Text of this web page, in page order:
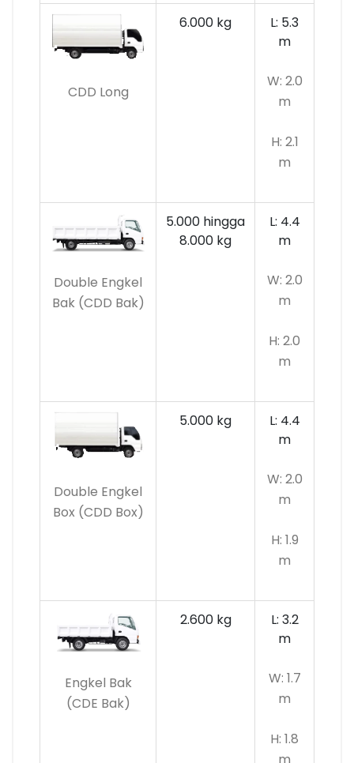
CDD Long
6.000 kg
L: 5.3
m
W: 2.0
m
H: 2.1
m
Double Engkel
Bak (CDD Bak)
5.000 hingga
8.000 kg
L: 4.4
m
W: 2.0
m
H: 2.0
m
Double Engkel
Box (CDD Box)
5.000 kg
L: 4.4
m
W: 2.0
m
H: 1.9
m
Engkel Bak
(CDE Bak)
2.600 kg
L: 3.2
m
W: 1.7
m
H: 1.8
m